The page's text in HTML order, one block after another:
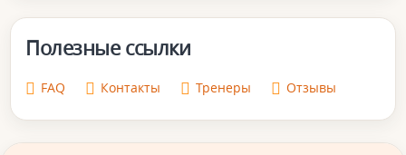
Полезные ссылки
FAQ Контакты Тренеры Отзывы